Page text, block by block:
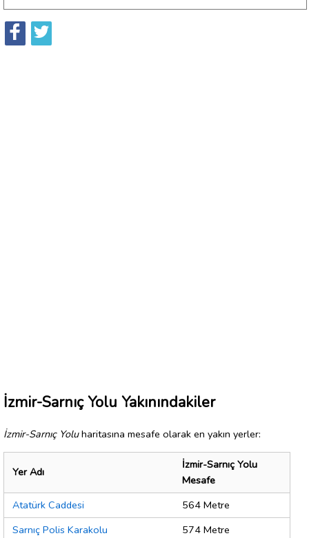
İzmir-Sarnıç Yolu Yakınındakiler
İzmir-Sarnıç Yoluharitasına mesafe olarak en yakın yerler:
Yer Adı
İzmir-Sarnıç Yolu
Mesafe
Atatürk Caddesi
564 Metre
Sarnıç Polis Karakolu
574 Metre